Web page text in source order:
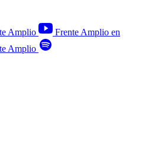
Amplio
Frente Amplio en
Amplio